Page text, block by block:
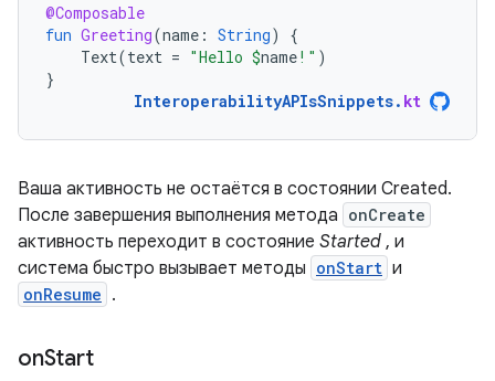
@Composable
fun Greeting(name : String)
{
Text(text = "Hello $name!" )
}
InteroperabilityAPIsSnippets. kt
Ваша активность не остаётся в состоянии Created.
После завершения выполнения метода onCreate
активность переходит в состояние Started , и
система быстро вызывает методы onStart и
onResume .
onStart